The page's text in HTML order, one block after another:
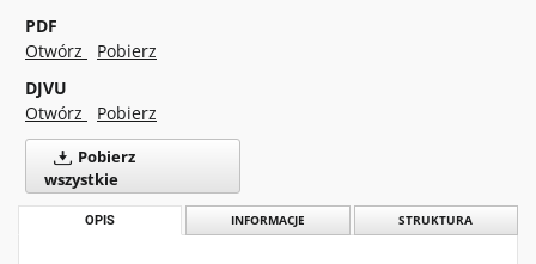
PDF
Otwórz
Pobierz
DJVU
Otwórz
Pobierz
Pobierz
wszystkie
OPIS INFORMACJE STRUKTURA